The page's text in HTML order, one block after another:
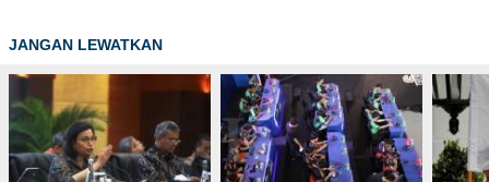
JANGAN LEWATKAN